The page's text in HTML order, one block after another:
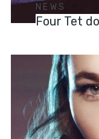
NEWS
Four Tet